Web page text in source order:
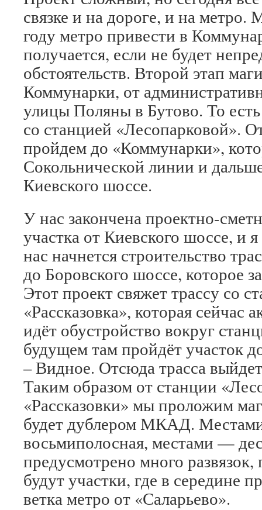
связке и на дороге, и на
году метро привести в
получается, если не будет
обстоятельств. Второй этап
Коммунарки, от
улицы Поляны в Бутово. То есть
со станцией «Лесопарковой».
пройдем до «Коммунарки»,
Сокольнической линии и
Киевского шоссе.
У нас закончена проектно-
участка от Киевского шоссе, и
нас начнется строительство
до Боровского шоссе, которое
Этот проект свяжет трассу со
«Рассказовка», которая сейчас
идёт обустройство вокруг
будущем там пройдёт участок
– Видное. Отсюда трасса
Таким образом от станции
«Рассказовки» мы проложим
будет дублером МКАД.
восьмиполосная, местами —
предусмотрено много
будут участки, где в середине
ветка метро от «Саларьево».